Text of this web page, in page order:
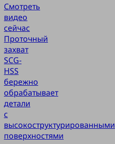
Смотреть
видео
сейчас
Проточный
захват
SCG-
HSS
бережно
обрабатывает
детали
с
высокоструктурированными
поверхностями